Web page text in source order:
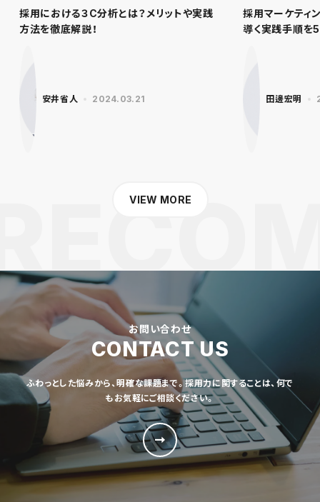
採用における３C分析とは？メリットや実践
方法を徹底解説！
安井省人 2024.03.21
採用マーケティ
導く実践手順を
田邊宏明
VIEW MORE
お問い合わせ
CONTACT US
ふわっとした悩みから、明確な課題まで。採用力に関することは、何で
もお気軽にご相談ください。